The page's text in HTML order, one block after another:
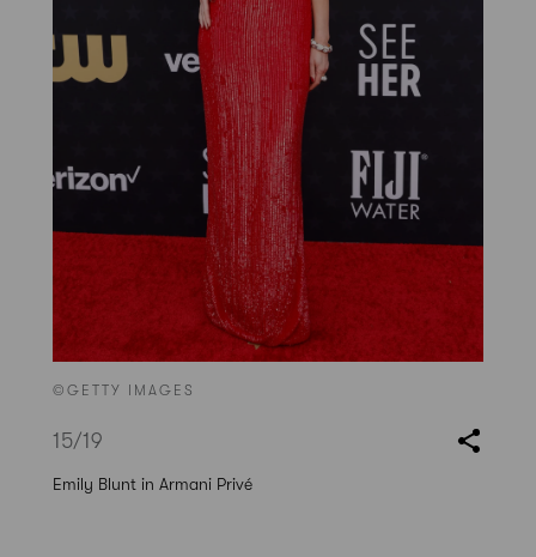
©GETTY IMAGES
15/19
Emily Blunt in Armani Privé